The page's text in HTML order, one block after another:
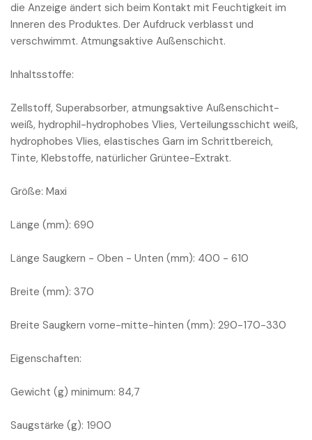
die Anzeige ändert sich beim Kontakt mit Feuchtigkeit im
Inneren des Produktes. Der Aufdruck verblasst und
verschwimmt. Atmungsaktive Außenschicht.
Inhaltsstoffe:
Zellstoff, Superabsorber, atmungsaktive Außenschicht-
weiß, hydrophil-hydrophobes Vlies, Verteilungsschicht weiß,
hydrophobes Vlies, elastisches Garn im Schrittbereich,
Tinte, Klebstoffe, natürlicher Grüntee-Extrakt.
Größe: Maxi
Länge (mm): 690
Länge Saugkern - Oben - Unten (mm): 400 - 610
Breite (mm): 370
Breite Saugkern vorne-mitte-hinten (mm): 290-170-330
Eigenschaften:
Gewicht (g) minimum: 84,7
Saugstärke (g): 1900